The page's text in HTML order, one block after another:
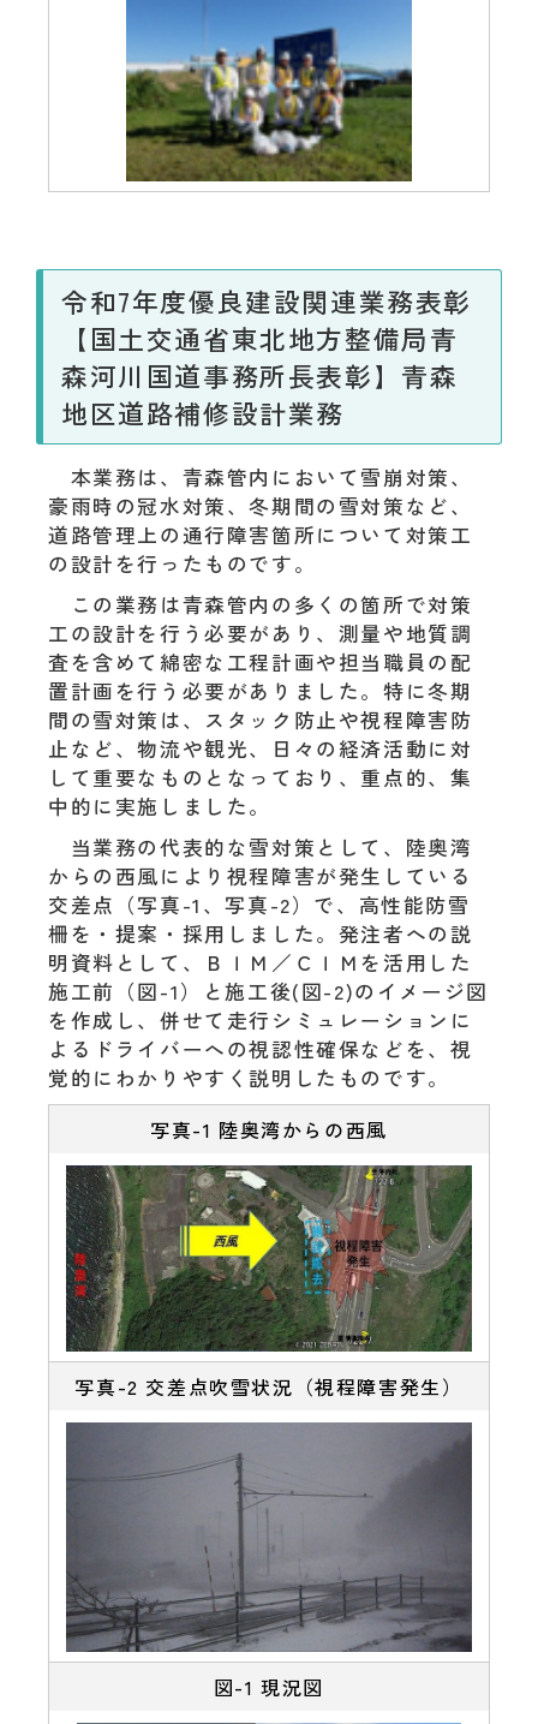
令和7年度優良建設関連業務表彰
【国土交通省東北地方整備局青
森河川国道事務所長表彰】青森
地区道路補修設計業務
本業務は、青森管内において雪崩対策、
豪雨時の冠水対策、冬期間の雪対策など、
道路管理上の通行障害箇所について対策工
の設計を行ったものです。
この業務は青森管内の多くの箇所で対策
工の設計を行う必要があり、測量や地質調
査を含めて綿密な工程計画や担当職員の配
置計画を行う必要がありました。特に冬期
間の雪対策は、スタック防止や視程障害防
止など、物流や観光、日々の経済活動に対
して重要なものとなっており、重点的、集
中的に実施しました。
当業務の代表的な雪対策として、陸奥湾
からの西風により視程障害が発生している
交差点（写真-1、写真-2）で、高性能防雪
柵を・提案・採用しました。発注者への説
明資料として、ＢＩＭ／ＣＩＭを活用した
施工前（図-1）と施工後(図-2)のイメージ図
を作成し、併せて走行シミュレーションに
よるドライバーへの視認性確保などを、視
覚的にわかりやすく説明したものです。
写真-1 陸奥湾からの西風
写真-2 交差点吹雪状況（視程障害発生）
図-1 現況図